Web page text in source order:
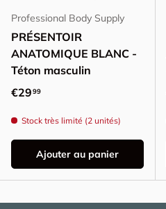
Professional Body Supply
PRÉSENTOIR
ANATOMIQUE BLANC -
Téton masculin
Prix habituel
€2999
Stock très limité (2 unités)
Ajouter au panier